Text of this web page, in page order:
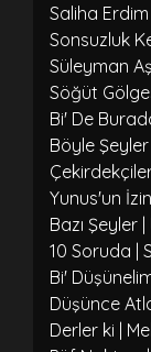
Saliha
Sonsuzluk
Süleyman
Söğüt
Bi' De
Böyle
Yunus'un
Bazı Şeyler
10 Soruda |
Bi'
Düşünce
Derler ki |